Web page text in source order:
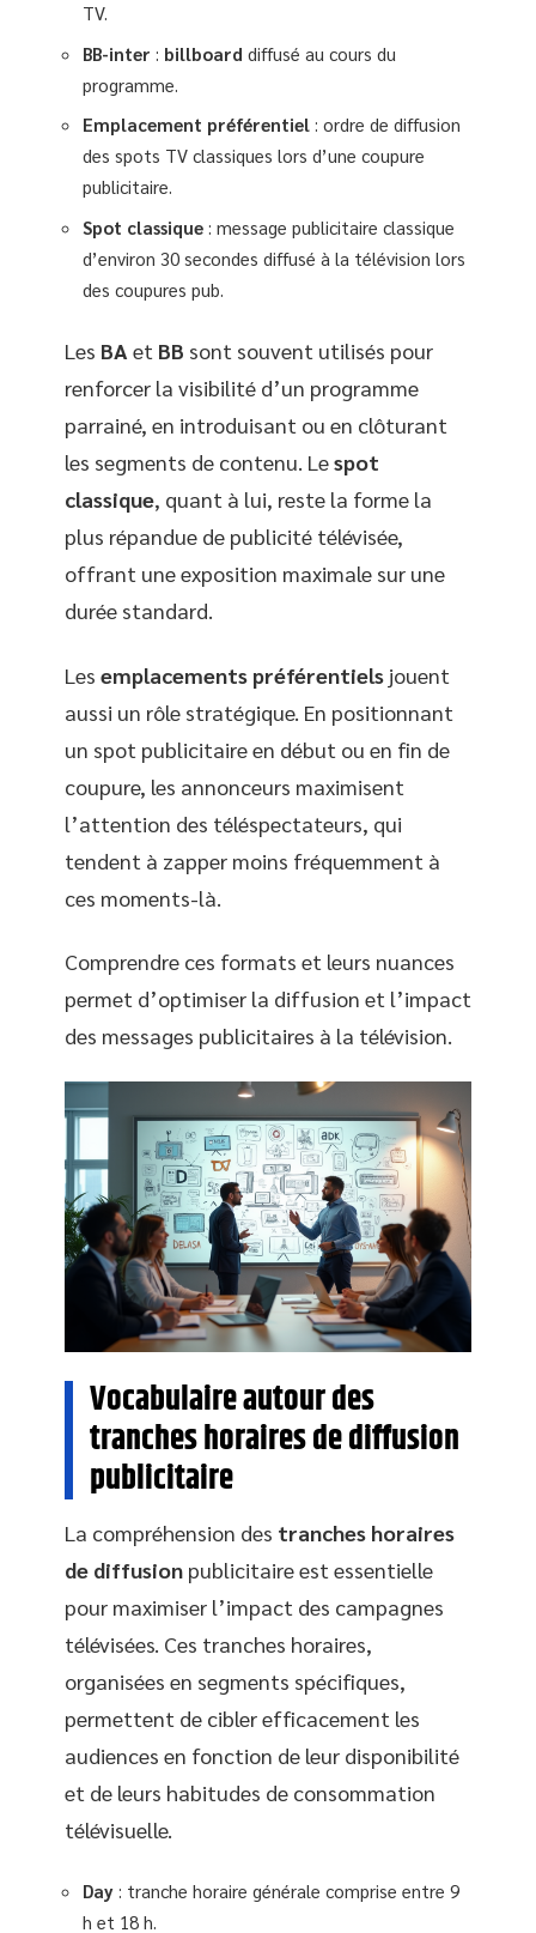
TV.
BB-inter : billboard diffusé au cours du
programme.
Emplacement préférentiel : ordre de diffusion
des spots TV classiques lors d’une coupure
publicitaire.
Spot classique : message publicitaire classique
d’environ 30 secondes diffusé à la télévision lors
des coupures pub.
Les BA et BB sont souvent utilisés pour
renforcer la visibilité d’un programme
parrainé, en introduisant ou en clôturant
les segments de contenu. Lespot
classique, quant à lui, reste la forme la
plus répandue de publicité télévisée,
offrant une exposition maximale sur une
durée standard.
Les emplacements préférentiels jouent
aussi un rôle stratégique. En positionnant
un spot publicitaire en début ou en fin de
coupure, les annonceurs maximisent
l’attention des téléspectateurs, qui
tendent à zapper moins fréquemment à
ces moments-là.
Comprendre ces formats et leurs nuances
permet d’optimiser la diffusion et l’impact
des messages publicitaires à la télévision.
Vocabulaire autour des
tranches horaires de diffusion
publicitaire
La compréhension des tranches horaires
de diffusion publicitaire est essentielle
pour maximiser l’impact des campagnes
télévisées. Ces tranches horaires,
organisées en segments spécifiques,
permettent de cibler efficacement les
audiences en fonction de leur disponibilité
et de leurs habitudes de consommation
télévisuelle.
Day : tranche horaire générale comprise entre 9
h et 18 h.